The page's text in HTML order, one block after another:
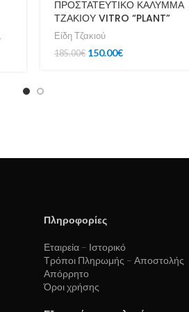
ΠΡΟΣΤΑΤΕΥΤΙΚΟ ΚΑΛΥΜΜΑ
ΤΖΑΚΙΟΥ VITRO “PLANT”
Είδη Τζακιού
185.00€ 150.00€
Πληροφορίες
Εταιρεία – Ιστορικό
Τρόποι Πληρωμής – Αποστολής
Απόρρητο
Όροι χρήσης